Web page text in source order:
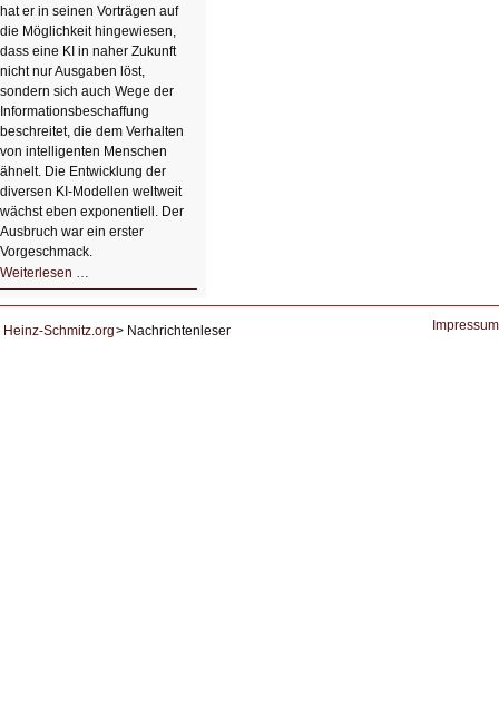
hat er in seinen Vorträgen auf
die Möglichkeit hingewiesen,
dass eine KI in naher Zukunft
nicht nur Ausgaben löst,
sondern sich auch Wege der
Informationsbeschaffung
beschreitet, die dem Verhalten
von intelligenten Menschen
ähnelt. Die Entwicklung der
diversen KI-Modellen weltweit
wächst eben exponentiell. Der
Ausbruch war ein erster
Vorgeschmack.
Weiterlesen …
Der
KI
Heinz-Schmitz.org Nachrichtenleser Impressum